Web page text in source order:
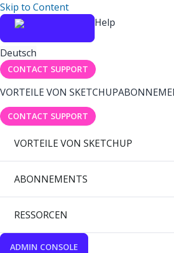
Skip to Content
Help
Deutsch
CONTACT SUPPORT
VORTEILE VON SKETCHUP
CONTACT SUPPORT
VORTEILE VON SKETCHUP
ABONNEMENTS
RESSORCEN
ADMIN CONSOLE